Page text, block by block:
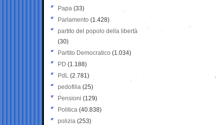
Papa (33)
Parlamento (1.428)
partito del popolo della libertà
(30)
Partito Democratico (1.034)
PD (1.188)
PdL (2.781)
pedofilia (25)
Pensioni (129)
Politica (40.838)
polizia (253)